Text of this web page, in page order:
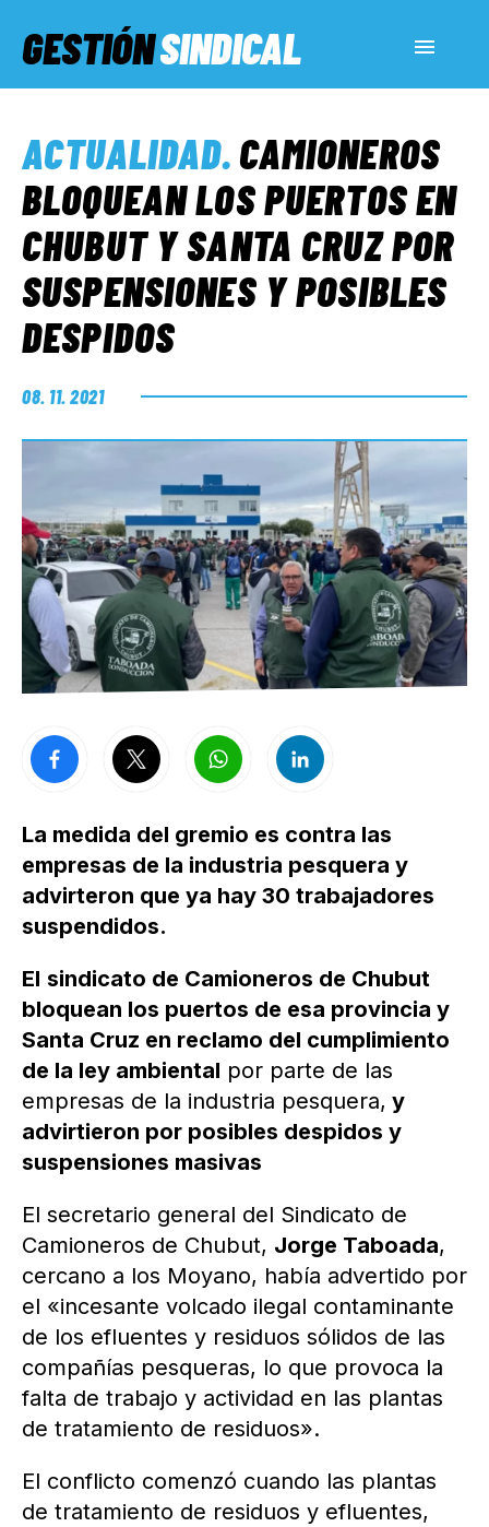
GESTIÓNSINDICAL
SERVICIOS SOCIALES
INFORMES ESPECIALES
FUERA DE MEGÁFONO
EL LADO «G»
ACTUALIDAD.CAMIONEROS
BLOQUEAN LOS PUERTOS EN
CHUBUT Y SANTA CRUZ POR
SUSPENSIONES Y POSIBLES
DESPIDOS
08. 11. 2021
La medida del gremio es contra las
empresas de la industria pesquera y
advirteron que ya hay 30 trabajadores
suspendidos.
El sindicato de Camioneros de Chubut
bloquean los puertos de esa provincia y
Santa Cruz en reclamo del cumplimiento
de la ley ambiental por parte de las
empresas de la industria pesquera, y
advirtieron por posibles despidos y
suspensiones masivas
El secretario general del Sindicato de
Camioneros de Chubut, Jorge Taboada,
cercano a los Moyano, había advertido por
el «incesante volcado ilegal contaminante
de los efluentes y residuos sólidos de las
compañías pesqueras, lo que provoca la
falta de trabajo y actividad en las plantas
de tratamiento de residuos».
El conflicto comenzó cuando las plantas
de tratamiento de residuos y efluentes,